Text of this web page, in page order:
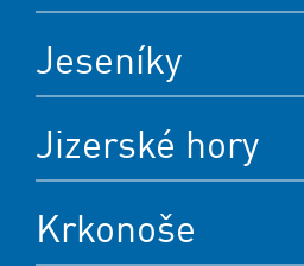
Jeseníky
Jizerské hory
Krkonoše